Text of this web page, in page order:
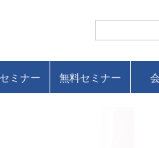
ミナー 無料セミナー